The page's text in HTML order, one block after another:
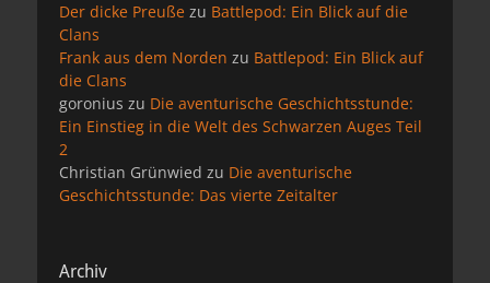
Der dicke Preuße zu Battlepod: Ein Blick auf die
Clans
Frank aus dem Norden zu Battlepod: Ein Blick auf
die Clans
goronius zu Die aventurische Geschichtsstunde:
Ein Einstieg in die Welt des Schwarzen Auges Teil
2
Christian Grünwied zu Die aventurische
Geschichtsstunde: Das vierte Zeitalter
Archiv